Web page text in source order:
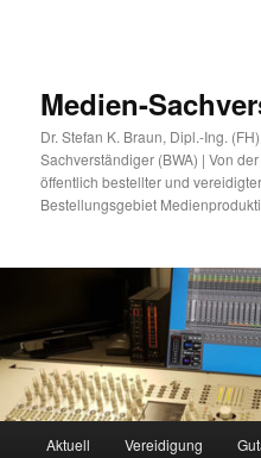
Medien-
Dr. Stefan K. Braun, Dipl.-Ing.
Sachverständiger (BWA) | Von
öffentlich bestellter und
Bestellungsgebiet
Aktuell Vereidigung